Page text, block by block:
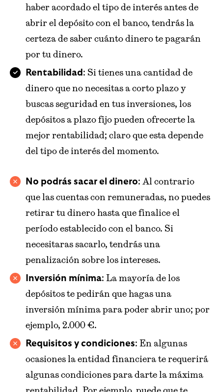
haber acordado el tipo de interés antes de
abrir el depósito con el banco, tendrás la
certeza de saber cuánto dinero te pagarán
por tu dinero.
Rentabilidad : Si tienes una cantidad de
dinero que no necesitas a corto plazo y
buscas seguridad en tus inversiones, los
depósitos a plazo fijo pueden ofrecerte la
mejor rentabilidad; claro que esta depende
del tipo de interés del momento.
No podrás sacar el dinero: Al contrario
que las cuentas con remuneradas, no puedes
retirar tu dinero hasta que finalice el
período establecido con el banco. Si
necesitaras sacarlo, tendrás una
penalización sobre los intereses.
Inversión mínima: La mayoría de los
depósitos te pedirán que hagas una
inversión mínima para poder abrir uno; por
ejemplo, 2.000 €.
Requisitos y condiciones: En algunas
ocasiones la entidad financiera te requerirá
algunas condiciones para darte la máxima